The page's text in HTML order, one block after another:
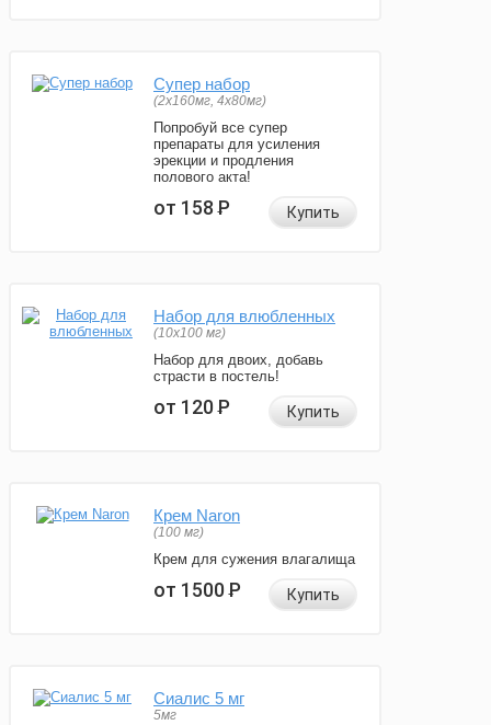
Супер набор
(2х160мг, 4х80мг)
Попробуй все супер
препараты для усиления
эрекции и продления
полового акта!
от 158Р Купить
Набор для влюбленных
(10х100 мг)
Набор для двоих, добавь
страсти в постель!
от 120Р Купить
Крем Naron
(100 мг)
Крем для сужения влагалища
от 1500Р Купить
Сиалис 5 мг
5мг